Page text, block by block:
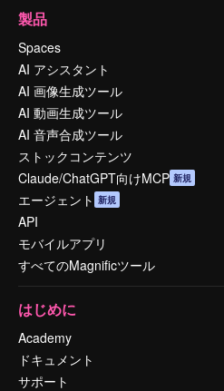
製品
Spaces
AI アシスタント
AI 画像生成ツール
AI 動画生成ツール
AI 音声合成ツール
ストックコンテンツ
Claude/ChatGPT向けMCP 新規
エージェント 新規
API
モバイルアプリ
すべてのMagnificツール
はじめに
Academy
ドキュメント
サポート